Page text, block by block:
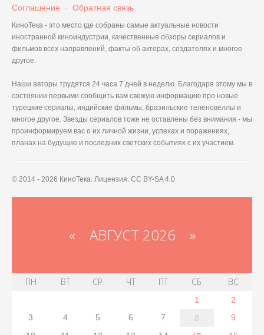
Соглашение · Обратная связь
КиноТека - это место где собраны самые актуальные новости
иностранной киноиндустрии, качественные обзоры сериалов и
фильмов всех направлений, факты об актерах, создателях и многое
другое.
Наши авторы трудятся 24 часа 7 дней в неделю. Благодаря этому мы в
состоянии первыми сообщить вам свежую информацию про новые
турецкие сериалы, индийские фильмы, бразильские теленовеллы и
многое другое. Звезды сериалов тоже не оставлены без внимания - мы
проинформируем вас о их личной жизни, успехах и поражениях,
планах на будущие и последних светских событиях с их участием.
© 2014 - 2026 КиноТека. Лицензия: CC BY-SA 4.0
« АВГУСТ 2026 »
ПН ВТ СР ЧТ ПТ СБ ВС
1
2
3
4 5 6 7 8
9